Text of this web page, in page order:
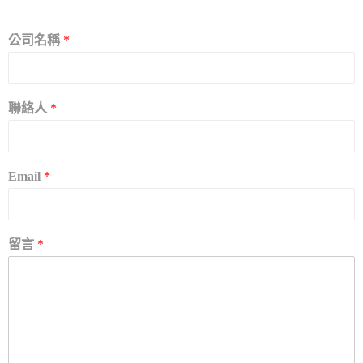
公司名稱 *
聯絡人 *
Email *
留言 *